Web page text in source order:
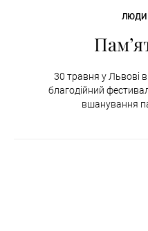
ЛЮДИ
30 травня у Львові
благодійний
вшанування